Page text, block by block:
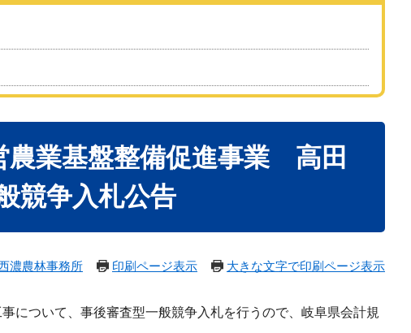
農業基盤整備促進事業 高田
競争入札公告
濃農林事務所 印刷ページ表示 大きな文字で印刷ページ表示
ついて、事後審査型一般競争入札を行うので、岐阜県会計規